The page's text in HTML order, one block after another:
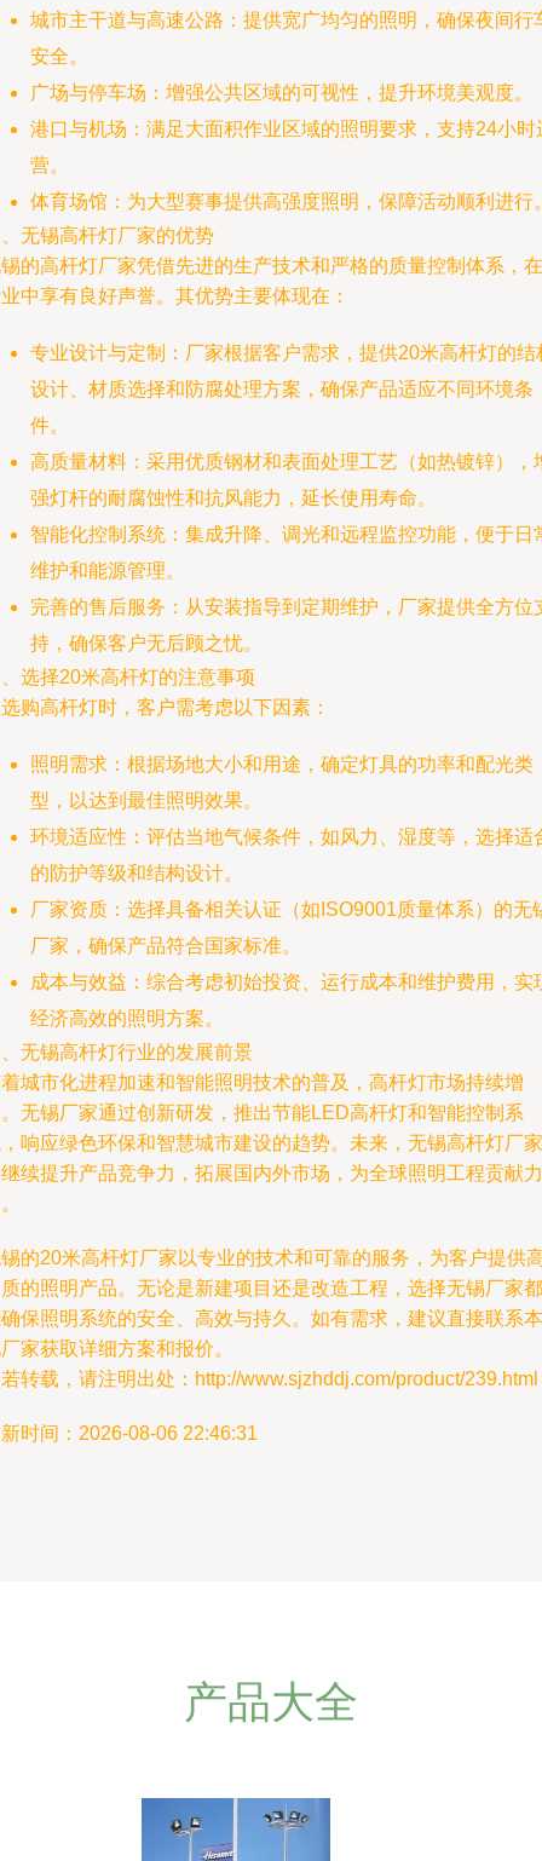
城市主干道与高速公路：提供宽广均匀的照明，确保夜间行
安全。
广场与停车场：增强公共区域的可视性，提升环境美观度。
港口与机场：满足大面积作业区域的照明要求，支持24小时
营。
体育场馆：为大型赛事提供高强度照明，保障活动顺利进行
无锡高杆灯厂家的优势
的高杆灯厂家凭借先进的生产技术和严格的质量控制体系，在
中享有良好声誉。其优势主要体现在：
专业设计与定制：厂家根据客户需求，提供20米高杆灯的结
设计、材质选择和防腐处理方案，确保产品适应不同环境条
件。
高质量材料：采用优质钢材和表面处理工艺（如热镀锌），
强灯杆的耐腐蚀性和抗风能力，延长使用寿命。
智能化控制系统：集成升降、调光和远程监控功能，便于日
维护和能源管理。
完善的售后服务：从安装指导到定期维护，厂家提供全方位
持，确保客户无后顾之忧。
选择20米高杆灯的注意事项
购高杆灯时，客户需考虑以下因素：
照明需求：根据场地大小和用途，确定灯具的功率和配光类
型，以达到最佳照明效果。
环境适应性：评估当地气候条件，如风力、湿度等，选择适
的防护等级和结构设计。
厂家资质：选择具备相关认证（如ISO9001质量体系）的无
厂家，确保产品符合国家标准。
成本与效益：综合考虑初始投资、运行成本和维护费用，实
经济高效的照明方案。
无锡高杆灯行业的发展前景
城市化进程加速和智能照明技术的普及，高杆灯市场持续增
无锡厂家通过创新研发，推出节能LED高杆灯和智能控制系
响应绿色环保和智慧城市建设的趋势。未来，无锡高杆灯厂家
续提升产品竞争力，拓展国内外市场，为全球照明工程贡献力
的20米高杆灯厂家以专业的技术和可靠的服务，为客户提供
的照明产品。无论是新建项目还是改造工程，选择无锡厂家都
保照明系统的安全、高效与持久。如有需求，建议直接联系本
家获取详细方案和报价。
转载，请注明出处：http://www.sjzhddj.com/product/239.html
时间：2026-08-06 22:46:31
产品大全